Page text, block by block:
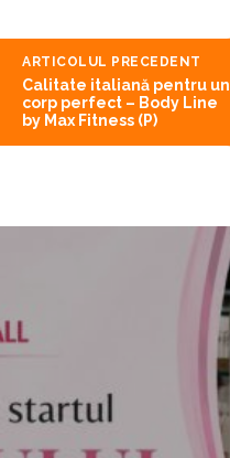
ARTICOLUL PRECEDENT
Calitate italiană pentru un
corp perfect – Body Line
by Max Fitness (P)